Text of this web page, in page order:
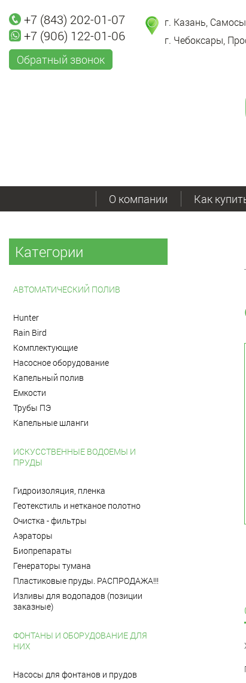
+7 (843) 202-01-07
+7 (906) 122-01-06
Обратный звонок
г. Казань,
г. Чебоксары,
О компании Как
Категории
АВТОМАТИЧЕСКИЙ ПОЛИВ
Hunter
Rain Bird
Комплектующие
Насосное оборудование
Капельный полив
Емкости
Трубы ПЭ
Капельные шланги
ИСКУССТВЕННЫЕ ВОДОЕМЫ И
ПРУДЫ
Гидроизоляция, пленка
Геотекстиль и нетканое полотно
Очистка - фильтры
Аэраторы
Биопрепараты
Генераторы тумана
Пластиковые пруды. РАСПРОДАЖА!!!
Изливы для водопадов (позиции
заказные)
ФОНТАНЫ И ОБОРУДОВАНИЕ ДЛЯ
НИХ
Насосы для фонтанов и прудов